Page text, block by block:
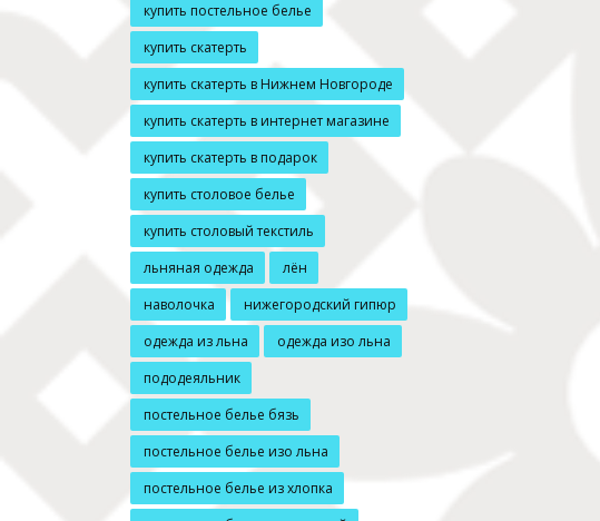
купить постельное белье
купить скатерть
купить скатерть в Нижнем Новгороде
купить скатерть в интернет магазине
купить скатерть в подарок
купить столовое белье
купить столовый текстиль
льняная одежда
лён
наволочка
нижегородский гипюр
одежда из льна
одежда изо льна
пододеяльник
постельное белье бязь
постельное белье изо льна
постельное белье из хлопка